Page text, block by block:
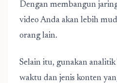
Dengan membangun
video Anda akan lebih
orang lain.
Selain itu, gunakan
waktu dan jenis konten